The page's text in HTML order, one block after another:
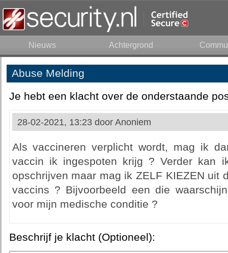
Nieuws Achtergrond
Abuse Melding
Je hebt een klacht over de onderstaande
28-02-2021, 13:23 door Anoniem
Als vaccineren verplicht wordt, mag ik
vaccin ik ingespoten krijg ? Verder kan
opschrijven maar mag ik ZELF KIEZEN uit
vaccins ? Bijvoorbeeld een die
voor mijn medische conditie ?
Beschrijf je klacht (Optioneel):